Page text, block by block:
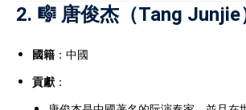
2. 🎼唐俊杰 （Tang Junjie
國籍 ：中國
貢獻 ：